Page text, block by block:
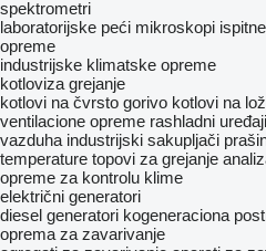
spektrometri
laboratorijske peći mikroskopi
opreme
industrijske klimatske opreme
kotloviza grejanje
kotlovi na čvrsto gorivo kotlovi na
ventilacione opreme rashladni uređaji
vazduha industrijski sakupljači
temperature topovi za grejanje
opreme za kontrolu klime
električni generatori
diesel generatori kogeneraciona
oprema za zavarivanje